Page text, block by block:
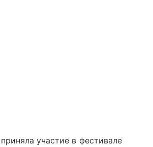
участие в фестивале